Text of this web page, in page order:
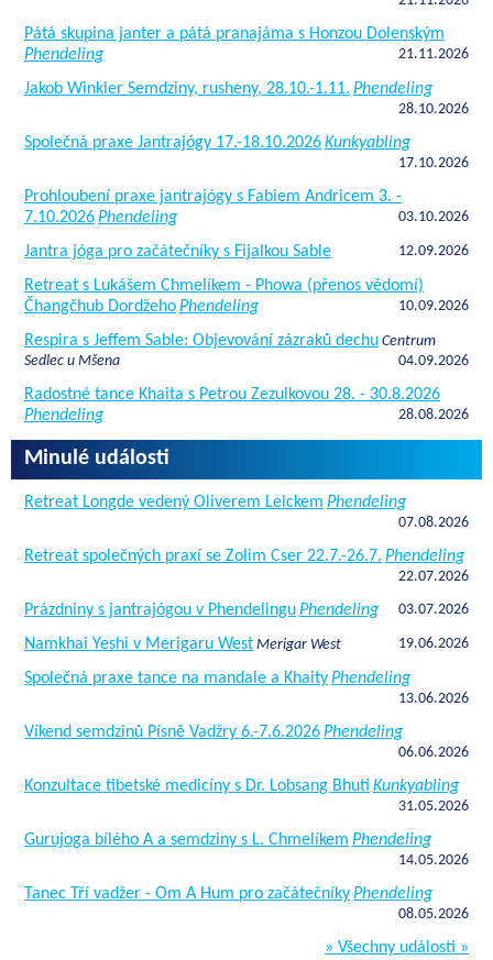
Pátá skupina janter a pátá pranajáma s Honzou Dolenským
Phendeling
21.11.2026
Jakob Winkler Semdziny, rusheny, 28.10.-1.11. Phendeling
28.10.2026
Společná praxe Jantrajógy 17.-18.10.2026Kunkyabling
17.10.2026
Prohloubení praxe jantrajógy s Fabiem Andricem 3. -
7.10.2026Phendeling 03.10.2026
Jantra jóga pro začátečníky s Fijalkou Sable 12.09.2026
Retreat s Lukášem Chmelíkem - Phowa (přenos vědomí)
Čhangčhub DordžehoPhendeling 10.09.2026
Respira s Jeffem Sable: Objevování zázraků dechu Centrum
Sedlec u Mšena
04.09.2026
Radostné tance Khaita s Petrou Zezulkovou 28. - 30.8.2026
Phendeling
28.08.2026
Minulé události
Retreat Longde vedený Oliverem Leickem Phendeling
07.08.2026
Retreat společných praxí se Zolim Cser 22.7.-26.7. Phendeling
22.07.2026
Prázdniny s jantrajógou v PhendelinguPhendeling 03.07.2026
Namkhai Yeshi v Merigaru West Merigar West 19.06.2026
Společná praxe tance na mandale a KhaityPhendeling
13.06.2026
Víkend semdzinů Písně Vadžry 6.-7.6.2026Phendeling
06.06.2026
Konzultace tibetské medicíny s Dr. Lobsang Bhuti Kunkyabling
31.05.2026
Gurujoga bílého A a semdziny s L. Chmelíkem Phendeling
14.05.2026
Tanec Tří vadžer - Om A Hum pro začátečníkyPhendeling
08.05.2026
» Všechny události »